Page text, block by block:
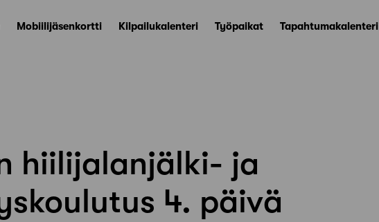
Mobiilijäsenkortti Kilpailukalenteri Työpaikat Tapahtumakalenteri
hiilijalanjälki- ja
4. päivä